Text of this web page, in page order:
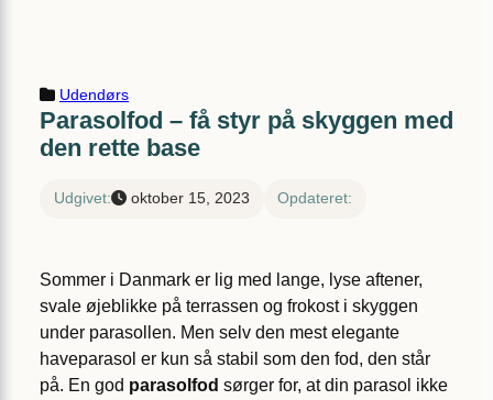
Udendørs
Parasolfod – få styr på skyggen med
den rette base
Udgivet: oktober 15, 2023 Opdateret:
Sommer i Danmark er lig med lange, lyse aftener,
svale øjeblikke på terrassen og frokost i skyggen
under parasollen. Men selv den mest elegante
haveparasol er kun så stabil som den fod, den står
på. En god parasolfod sørger for, at din parasol ikke